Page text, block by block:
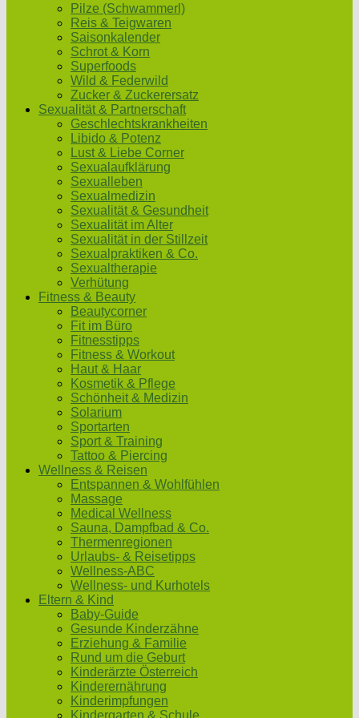
Pilze (Schwammerl)
Reis & Teigwaren
Saisonkalender
Schrot & Korn
Superfoods
Wild & Federwild
Zucker & Zuckerersatz
Sexualität & Partnerschaft
Geschlechtskrankheiten
Libido & Potenz
Lust & Liebe Corner
Sexualaufklärung
Sexualleben
Sexualmedizin
Sexualität & Gesundheit
Sexualität im Alter
Sexualität in der Stillzeit
Sexualpraktiken & Co.
Sexualtherapie
Verhütung
Fitness & Beauty
Beautycorner
Fit im Büro
Fitnesstipps
Fitness & Workout
Haut & Haar
Kosmetik & Pflege
Schönheit & Medizin
Solarium
Sportarten
Sport & Training
Tattoo & Piercing
Wellness & Reisen
Entspannen & Wohlfühlen
Massage
Medical Wellness
Sauna, Dampfbad & Co.
Thermenregionen
Urlaubs- & Reisetipps
Wellness-ABC
Wellness- und Kurhotels
Eltern & Kind
Baby-Guide
Gesunde Kinderzähne
Erziehung & Familie
Rund um die Geburt
Kinderärzte Österreich
Kinderernährung
Kinderimpfungen
Kindergarten & Schule